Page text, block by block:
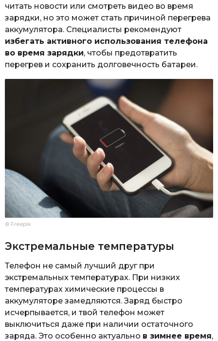
читать новости или смотреть видео во время
зарядки, но это может стать причиной перегрева
аккумулятора. Специалисты рекомендуют
избегать активного использования телефона
во время зарядки, чтобы предотвратить
перегрев и сохранить долговечность батареи.
© Freepik
Экстремальные температуры
Телефон не самый лучший друг при
экстремальных температурах. При низких
температурах химические процессы в
аккумуляторе замедляются. Заряд быстро
исчерпывается, и твой телефон может
выключиться даже при наличии остаточного
заряда. Это особенно актуально в зимнее время,